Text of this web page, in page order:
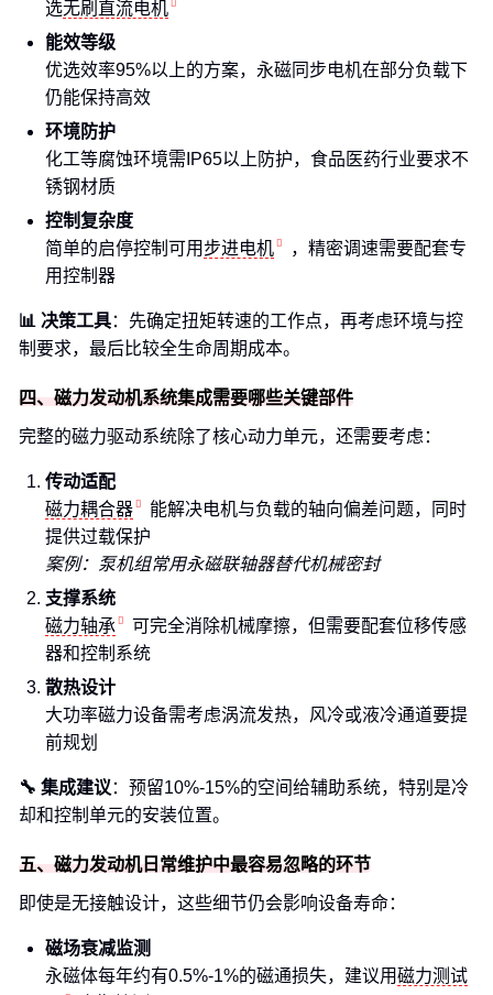
选无刷直流电机
能效等级
优选效率95%以上的方案，永磁同步电机在部分负载下
仍能保持高效
环境防护
化工等腐蚀环境需IP65以上防护，食品医药行业要求不
锈钢材质
控制复杂度
简单的启停控制可用 步进电机
，精密调速需要配套专
用控制器
📊 决策工具：先确定扭矩转速的工作点，再考虑环境与控
制要求，最后比较全生命周期成本。
四、磁力发动机系统集成需要哪些关键部件
完整的磁力驱动系统除了核心动力单元，还需要考虑：
传动适配
磁力耦合器
能解决电机与负载的轴向偏差问题，同时
提供过载保护
案例：泵机组常用永磁联轴器替代机械密封
支撑系统
磁力轴承
可完全消除机械摩擦，但需要配套位移传感
器和控制系统
散热设计
大功率磁力设备需考虑涡流发热，风冷或液冷通道要提
前规划
🔧 集成建议 ：预留10%-15%的空间给辅助系统，特别是冷
却和控制单元的安装位置。
五、磁力发动机日常维护中最容易忽略的环节
即使是无接触设计，这些细节仍会影响设备寿命：
磁场衰减监测
永磁体每年约有0.5%-1%的磁通损失，建议用磁力测试